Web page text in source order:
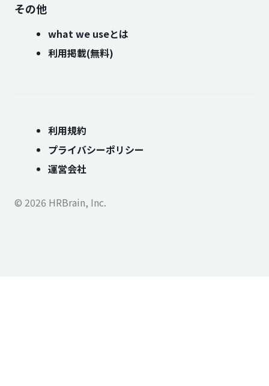
その他
what we useとは
利用掲載(無料)
利用規約
プライバシーポリシー
運営会社
© 2026 HRBrain, Inc.